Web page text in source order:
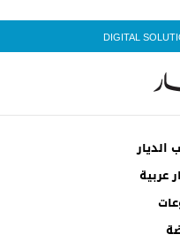
DIGITAL
الديار
عربية